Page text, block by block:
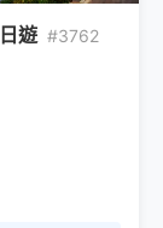
遊 #3762